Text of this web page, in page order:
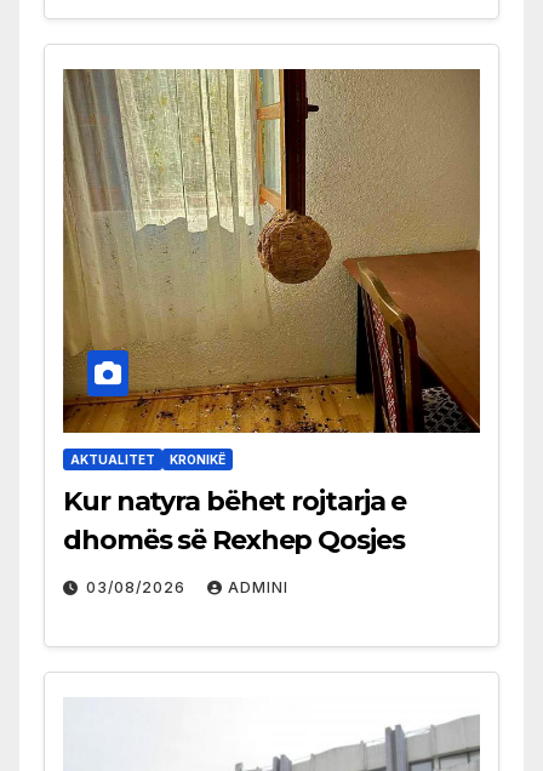
AKTUALITET KRONIKË
Kur natyra bëhet rojtarja e
dhomës së Rexhep Qosjes
03/08/2026 ADMINI